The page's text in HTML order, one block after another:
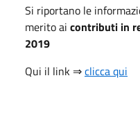
Si riportano le
merito ai contributi in
2019
Qui il link ⇒clicca qui